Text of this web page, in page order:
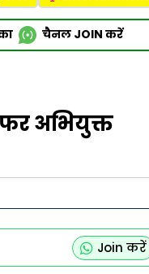
चैनल JOIN करें
अभियुक्त
Join करें